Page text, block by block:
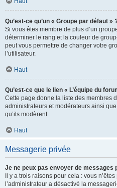
Qu’est-ce qu’un « Groupe par défaut »
Si vous êtes membre de plus d’un
déterminer le rang et la couleur de
peut vous permettre de changer votre
l’utilisateur.
Haut
Qu’est-ce que le lien « L’équipe du
Cette page donne la liste des membres
administrateurs et modérateurs ainsi
qu’ils modèrent.
Haut
Messagerie privée
Je ne peux pas envoyer de messages
Il y a trois raisons pour cela : vous
l’administrateur a désactivé la